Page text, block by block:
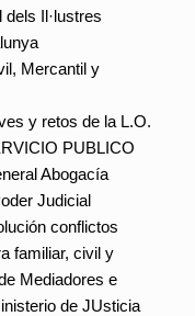
Il·lustres
Mercantil y
y retos de la L.O.
PUBLICO
Abogacía
Judicial
conflictos
familiar, civil y
Mediadores e
de JUsticia